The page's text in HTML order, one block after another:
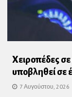
Χειροπέδες
υποβληθεί σε
7 Αυγούστου, 2026